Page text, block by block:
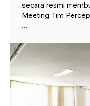
secara resmi
Meeting Tim
...